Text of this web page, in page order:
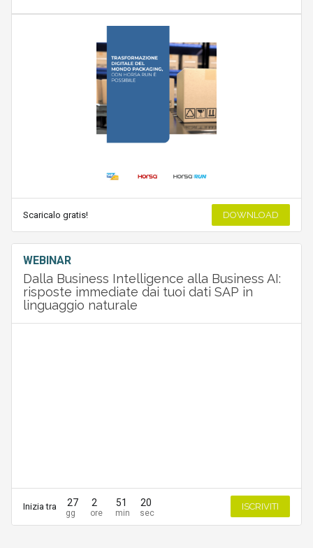
Scaricalo gratis! DOWNLOAD
WEBINAR
Dalla Business Intelligence alla Business AI:
risposte immediate dai tuoi dati SAP in
linguaggio naturale
Inizia tra 27 2 51 20 ISCRIVITI